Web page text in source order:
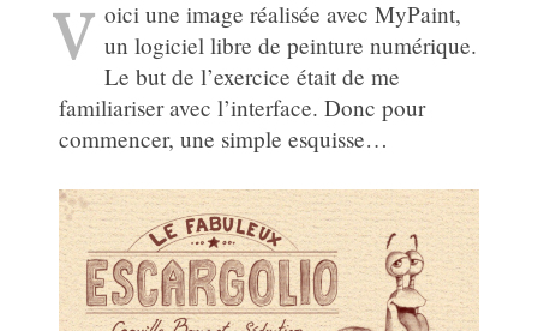
V oici une image réalisée avec MyPaint,
un logiciel libre de peinture numérique.
Le but de l’exercice était de me
familiariser avec l’interface. Donc pour
commencer, une simple esquisse…